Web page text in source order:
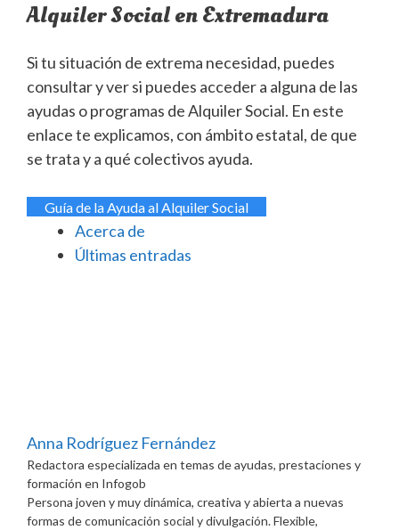
Alquiler Social en Extremadura
Si tu situación de extrema necesidad, puedes
consultar y ver si puedes acceder a alguna de las
ayudas o programas de Alquiler Social. En este
enlace te explicamos, con ámbito estatal, de que
se trata y a qué colectivos ayuda.
Guía de la Ayuda al Alquiler Social
Acerca de
Últimas entradas
Anna Rodríguez Fernández
Redactora especializada en temas de ayudas, prestaciones y
formación en Infogob
Persona joven y muy dinámica, creativa y abierta a nuevas
formas de comunicación social y divulgación. Flexible,